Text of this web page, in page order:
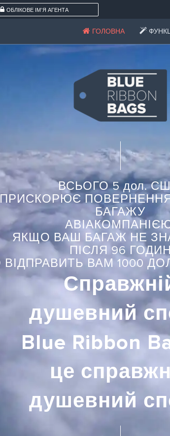
ОБЛІКОВЕ ІМ'Я АГЕНТА
ГОЛОВНА
ВСЬОГО 5 дол.
ПРИСКОРЮЄ
БАГАЖУ
ЯКЩО ВАШ БАГАЖ НЕ
ПІСЛЯ 96 ГОДИН
ВІДПРАВИТЬ ВАМ 1000
душевний
Blue Ribbon
це
душевний